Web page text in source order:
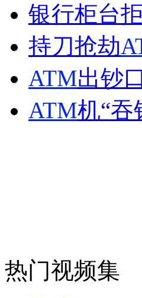
女孩北京地铁殴打老人 痛
无痛分娩是否安全 医生回应
外交部：反对强权政治霸
走！跟着总书记去植树
银行柜台
持刀抢劫
ATM出钞
ATM机“吞
热门视频集